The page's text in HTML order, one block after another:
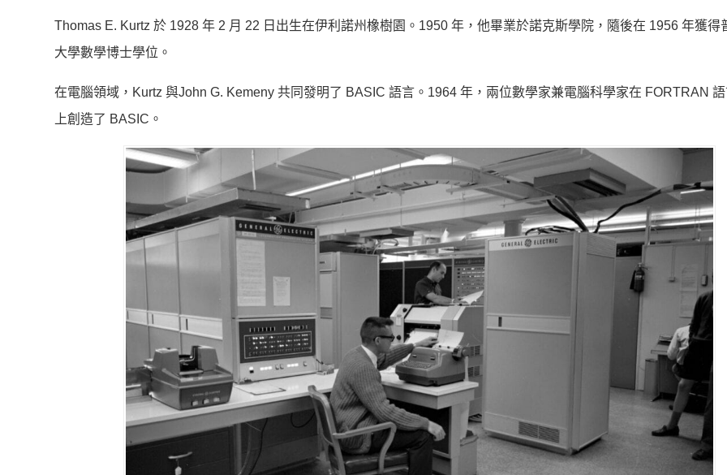
Thomas E. Kurtz 於 1928 年 2 月 22 日出生在伊利諾州橡樹園。1950 年，他畢業於諾克斯學院，隨後在 1956 年獲得
大學數學博士學位。
在電腦領域，Kurtz 與John G. Kemeny 共同發明了 BASIC 語言。1964 年，兩位數學家兼電腦科學家在 FORTRAN
上創造了 BASIC。